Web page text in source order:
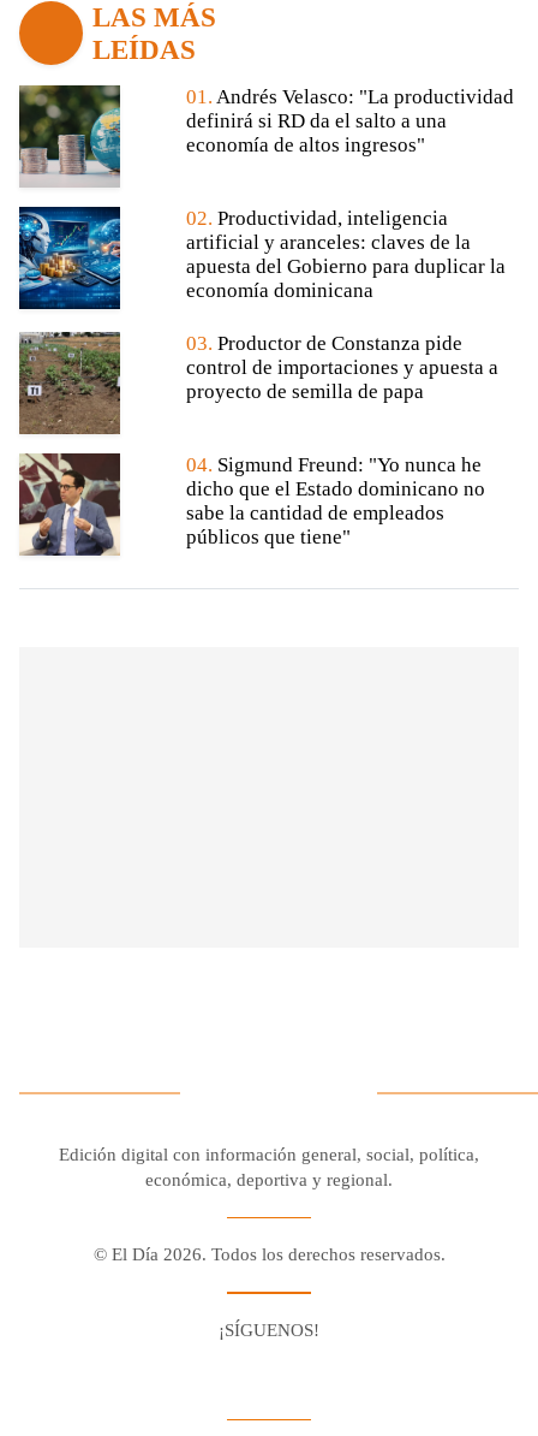
LAS MÁS
LEÍDAS
01. Andrés Velasco: "La productividad
definirá si RD da el salto a una
economía de altos ingresos"
02. Productividad, inteligencia
artificial y aranceles: claves de la
apuesta del Gobierno para duplicar la
economía dominicana
03. Productor de Constanza pide
control de importaciones y apuesta a
proyecto de semilla de papa
04. Sigmund Freund: "Yo nunca he
dicho que el Estado dominicano no
sabe la cantidad de empleados
públicos que tiene"
Edición digital con información general, social, política,
económica, deportiva y regional.
© El Día 2026. Todos los derechos reservados.
¡SÍGUENOS!